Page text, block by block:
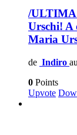
/ULTIMA
Urschi! A
Maria
de Indiro
0 Points
Upvote